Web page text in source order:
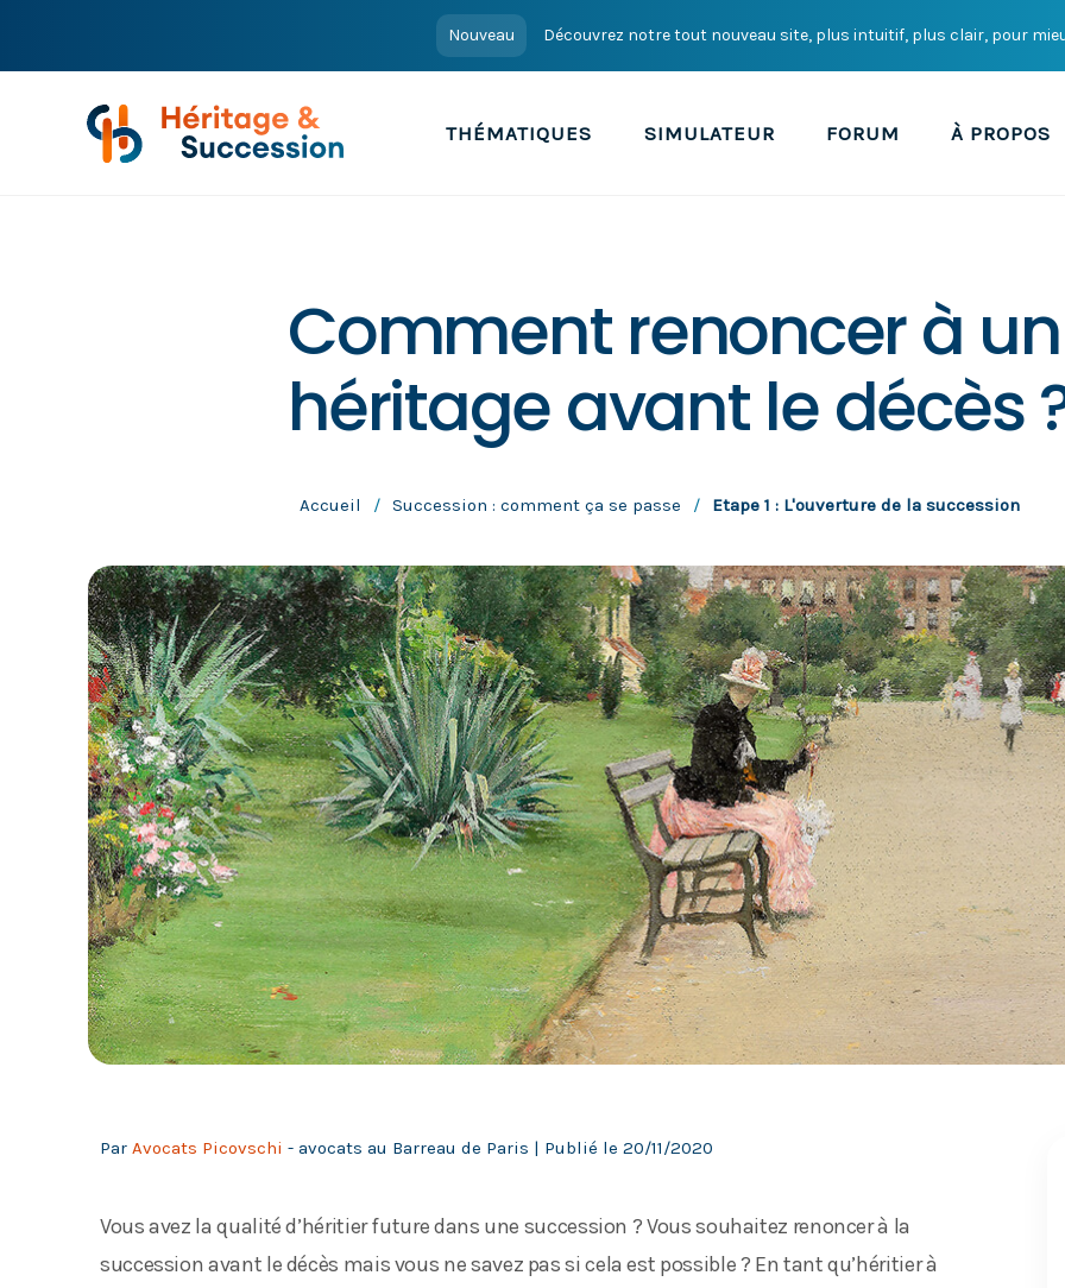
Nouveau Découvrez notre tout nouveau site, plus intuitif, plus clair, pour
THÉMATIQUES SIMULATEUR FORUM À PROPOS
Comment renoncer à un
héritage avant le décès
Accueil / Succession : comment ça se passe / Etape 1 : L'ouverture de la succession
Par Avocats Picovschi - avocats au Barreau de Paris | Publié le 20/11/2020
Vous avez la qualité d’héritier future dans une succession ? Vous souhaitez renoncer à la
succession avant le décès mais vous ne savez pas si cela est possible ? En tant qu’héritier à